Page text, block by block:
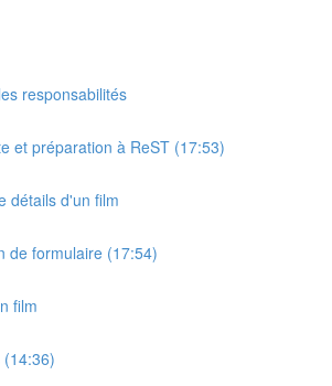
responsabilités
et préparation à ReST (17:53)
détails d'un film
de formulaire (17:54)
film
(14:36)